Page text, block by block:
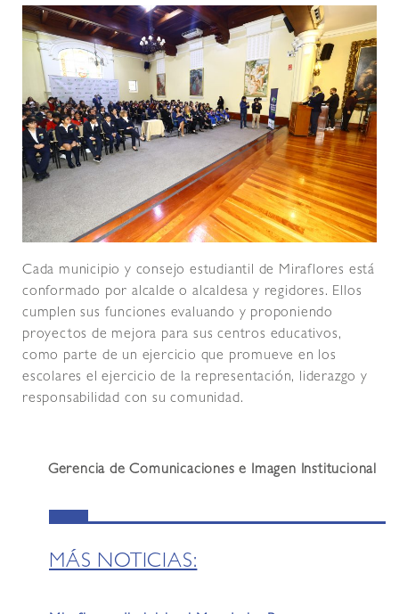
Cada municipio y consejo estudiantil de Miraflores está
conformado por alcalde o alcaldesa y regidores. Ellos
cumplen sus funciones evaluando y proponiendo
proyectos de mejora para sus centros educativos,
como parte de un ejercicio que promueve en los
escolares el ejercicio de la representación, liderazgo y
responsabilidad con su comunidad.
Gerencia de Comunicaciones e Imagen Institucional
MÁS NOTICIAS: